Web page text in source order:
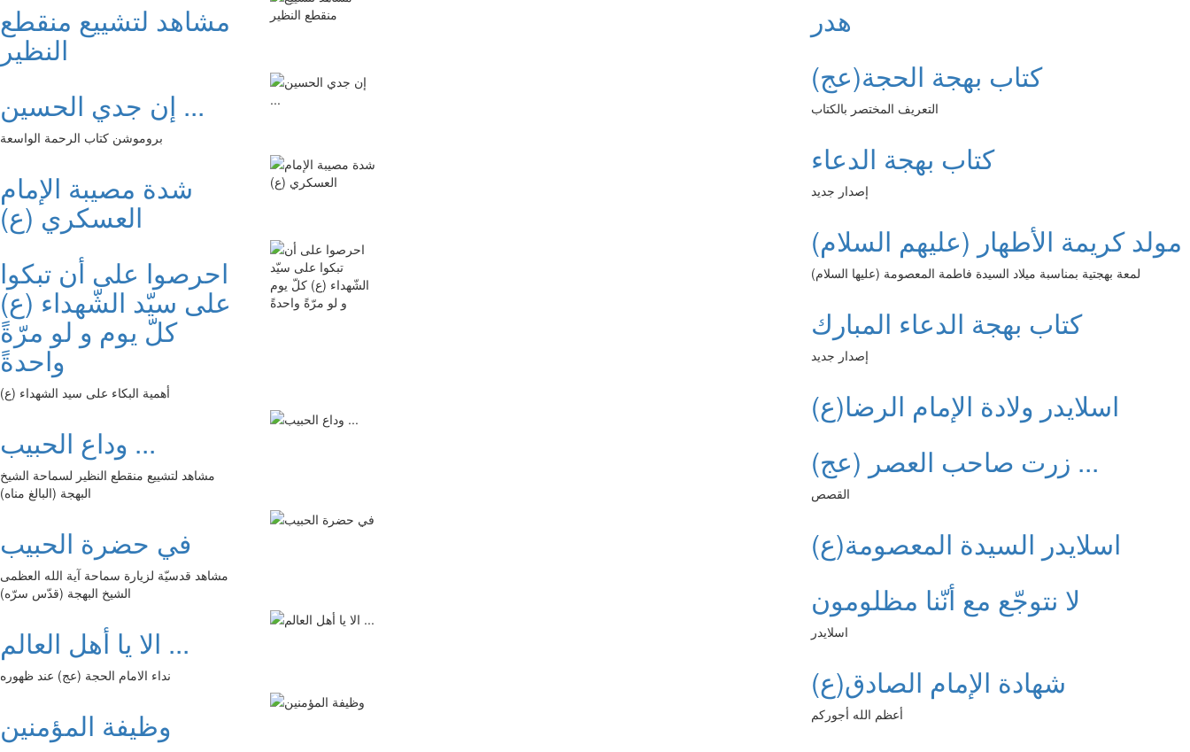
مشاهد لتشييع منقطع
النظير
إن جدي الحسين ...
بروموشن كتاب الرحمة الواسعة
شدة مصيبة الإمام
العسكري (ع)
احرصوا على أن تبكوا
على سيّد الشّهداء (ع)
كلّ يوم و لو مرّةً
واحدةً
أهمية البكاء على سيد الشهداء (ع)
وداع الحبيب ...
مشاهد لتشييع منقطع النظير لسماحة الشيخ
البهجة (البالغ مناه)
في حضرة الحبيب
مشاهد قدسيّة لزيارة سماحة آية الله العظمى
الشيخ البهجة (قدّس سرّه)
الا يا أهل العالم ...
نداء الامام الحجة (عج) عند ظهوره
وظيفة المؤمنين
هدر
كتاب بهجة الحجة(عج)
التعريف المختصر بالكتاب
كتاب بهجة الدعاء
إصدار جديد
مولد كريمة الأطهار (عليهم السلام)
لمعة بهجتية بمناسبة ميلاد السيدة فاطمة المعصومة (عليها السلام)
كتاب بهجة الدعاء المبارك
إصدار جديد
اسلايدر ولادة الإمام الرضا(ع)
زرت صاحب العصر (عج) ...
القصص
اسلايدر السيدة المعصومة(ع)
لا نتوجّع مع أنّنا مظلومون
اسلايدر
شهادة الإمام الصادق(ع)
أعظم الله أجوركم